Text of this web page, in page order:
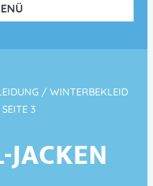
/ WINTERBEKLEID
3